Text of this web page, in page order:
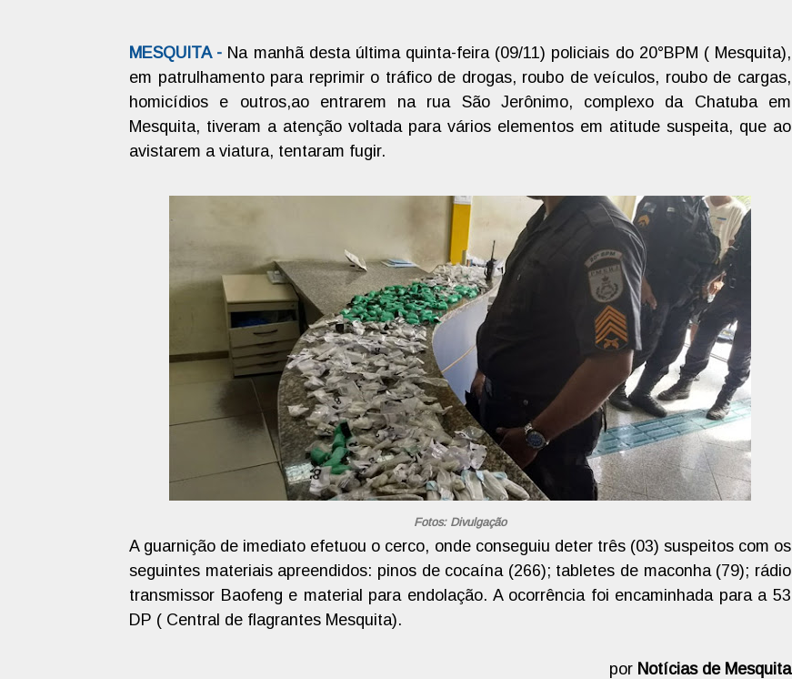
MESQUITA - Na manhã desta última quinta-feira (09/11) policiais do 20°BPM ( Mesquita),
em patrulhamento para reprimir o tráfico de drogas, roubo de veículos, roubo de cargas,
homicídios e outros,ao entrarem na rua São Jerônimo, complexo da Chatuba em
Mesquita, tiveram a atenção voltada para vários elementos em atitude suspeita, que ao
avistarem a viatura, tentaram fugir.
Fotos: Divulgação
A guarnição de imediato efetuou o cerco, onde conseguiu deter três (03) suspeitos com os
seguintes materiais apreendidos: pinos de cocaína (266); tabletes de maconha (79); rádio
transmissor Baofeng e material para endolação. A ocorrência foi encaminhada para a 53
DP ( Central de flagrantes Mesquita).
por Notícias de Mesquita